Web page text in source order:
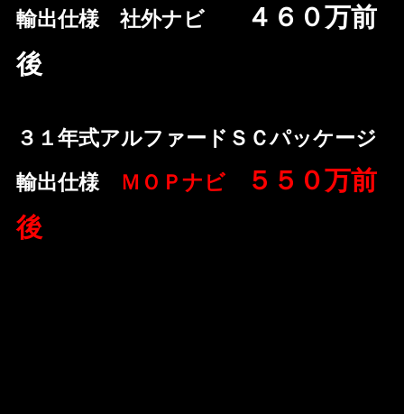
輸出仕様 社外ナビ
４６０万前
後
３１年式アルファードＳＣパッケージ
輸出仕様
ＭＯＰナビ
５５０万前
後